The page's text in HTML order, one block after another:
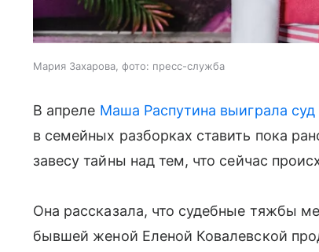
Мария Захарова, фото: пресс-служба
В апреле Маша Распутина выиграла суд
в семейных разборках ставить пока
завесу тайны над тем, что сейчас
Она рассказала, что судебные тяжбы
бывшей женой Еленой Ковалевской